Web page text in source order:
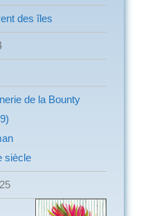
des îles
de la Bounty
siècle